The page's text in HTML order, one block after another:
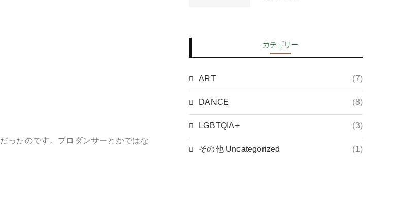
だったのです。プロダンサーとかではな
カテゴリー
ART (7)
DANCE (8)
LGBTQIA+ (3)
その他 Uncategorized (1)